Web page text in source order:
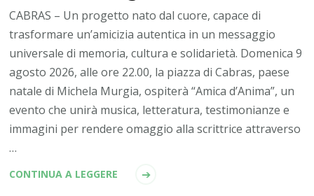
CABRAS – Un progetto nato dal cuore, capace di
trasformare un’amicizia autentica in un messaggio
universale di memoria, cultura e solidarietà. Domenica 9
agosto 2026, alle ore 22.00, la piazza di Cabras, paese
natale di Michela Murgia, ospiterà “Amica d’Anima”, un
evento che unirà musica, letteratura, testimonianze e
immagini per rendere omaggio alla scrittrice attraverso
…
CONTINUA A LEGGERE